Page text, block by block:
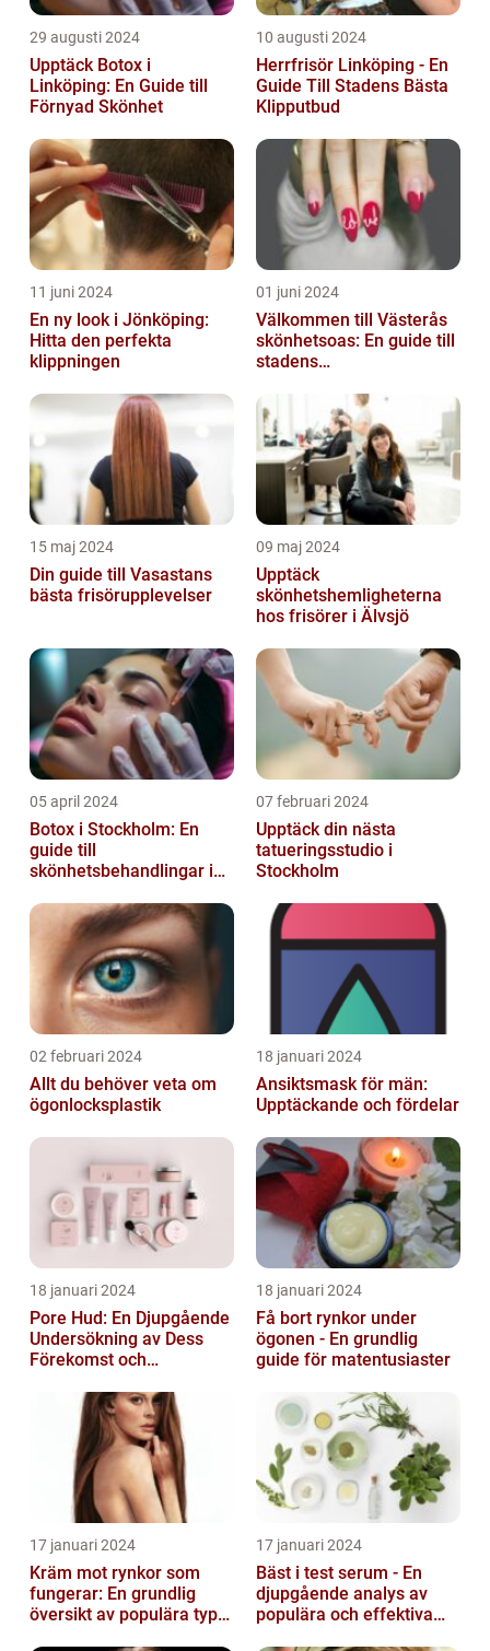
29 augusti 2024
Upptäck Botox i
Linköping: En Guide till
Förnyad Skönhet
10 augusti 2024
Herrfrisör Linköping - En
Guide Till Stadens Bästa
Klipputbud
11 juni 2024
En ny look i Jönköping:
Hitta den perfekta
klippningen
01 juni 2024
Välkommen till Västerås
skönhetsoas: En guide till
stadens
15 maj 2024
Din guide till Vasastans
bästa frisörupplevelser
09 maj 2024
Upptäck
skönhetshemligheterna
hos frisörer i Älvsjö
05 april 2024
Botox i Stockholm: En
guide till
skönhetsbehandlingar i
07 februari 2024
Upptäck din nästa
tatueringsstudio i
Stockholm
02 februari 2024
Allt du behöver veta om
ögonlocksplastik
18 januari 2024
Ansiktsmask för män:
Upptäckande och fördelar
18 januari 2024
Pore Hud: En Djupgående
Undersökning av Dess
Förekomst och
18 januari 2024
Få bort rynkor under
ögonen - En grundlig
guide för matentusiaster
17 januari 2024
Kräm mot rynkor som
fungerar: En grundlig
översikt av populära typer
17 januari 2024
Bäst i test serum - En
djupgående analys av
populära och effektiva